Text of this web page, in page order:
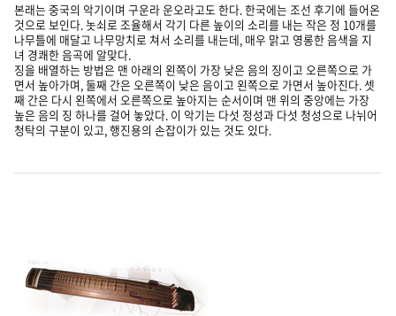
본래는 중국의 악기이며 구운라 운오라고도 한다. 한국에는 조선 후기에 들어온
것으로 보인다. 놋쇠로 조율해서 각기 다른 높이의 소리를 내는 작은 정 10개를
나무틀에 매달고 나무망치로 쳐서 소리를 내는데, 매우 맑고 영롱한 음색을 지
녀 경쾌한 음곡에 알맞다.
징을 배열하는 방법은 맨 아래의 왼쪽이 가장 낮은 음의 징이고 오른쪽으로 가
면서 높아가며, 둘째 간은 오른쪽이 낮은 음이고 왼쪽으로 가면서 높아진다. 셋
째 간은 다시 왼쪽에서 오른쪽으로 높아지는 순서이며 맨 위의 중앙에는 가장
높은 음의 징 하나를 걸어 놓았다. 이 악기는 다섯 정성과 다섯 청성으로 나뉘어
청탁의 구분이 있고, 행진용의 손잡이가 있는 것도 있다.